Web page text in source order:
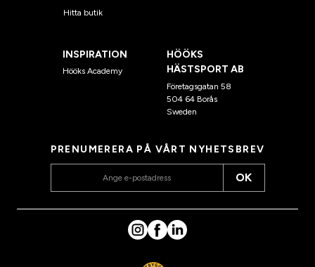
Hitta butik
INSPIRATION
Hööks Academy
HÖÖKS
HÄSTSPORT AB
Företagsgatan 58
504 64 Borås
Sweden
PRENUMERERA PÅ VÅRT NYHETSBREV
OK